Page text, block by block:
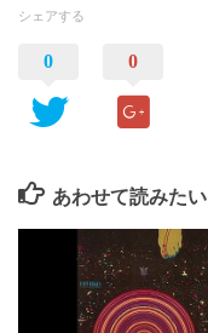
シェアする
0 0
あわせて読みたい